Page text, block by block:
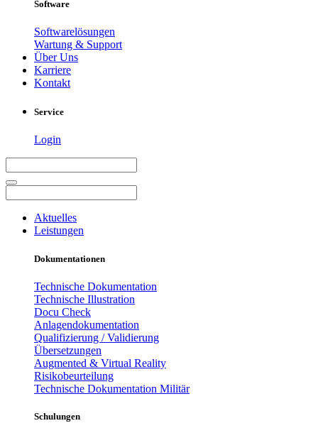
Software
Softwarelösungen
Wartung & Support
Über Uns
Karriere
Kontakt
Service
Login
Aktuelles
Leistungen
Dokumentationen
Technische Dokumentation
Technische Illustration
Docu Check
Anlagendokumentation
Qualifizierung / Validierung
Übersetzungen
Augmented & Virtual Reality
Risikobeurteilung
Technische Dokumentation Militär
Schulungen